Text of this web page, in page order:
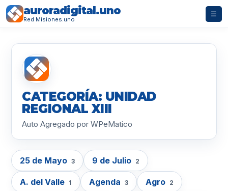
auroradigital.uno
Red Misiones.uno
☰
CATEGORÍA: UNIDAD
REGIONAL XIII
Auto Agregado por WPeMatico
25 de Mayo 3 9 de Julio 2
A. del Valle 1 Agenda 3 Agro 2